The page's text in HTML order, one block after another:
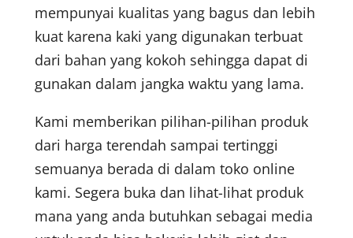
mempunyai kualitas yang bagus dan lebih
kuat karena kaki yang digunakan terbuat
dari bahan yang kokoh sehingga dapat di
gunakan dalam jangka waktu yang lama.
Kami memberikan pilihan-pilihan produk
dari harga terendah sampai tertinggi
semuanya berada di dalam toko online
kami. Segera buka dan lihat-lihat produk
mana yang anda butuhkan sebagai media